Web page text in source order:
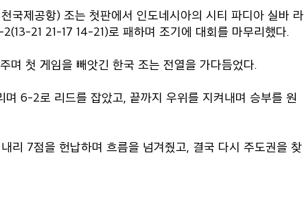
국제공항) 조는 첫판에서 인도네시아의 시티 파디아 실바 라
21 21-17 14-21)로 패하며 조기에 대회를 마무리했다.
며 첫 게임을 빼앗긴 한국 조는 전열을 가다듬었다.
6-2로 리드를 잡았고, 끝까지 우위를 지켜내며 승부를 원
리 7점을 헌납하며 흐름을 넘겨줬고, 결국 다시 주도권을 찾